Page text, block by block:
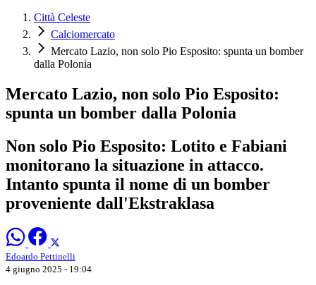
Città Celeste
Calciomercato
Mercato Lazio, non solo Pio Esposito: spunta un bomber
dalla Polonia
Mercato Lazio, non solo Pio Esposito:
spunta un bomber dalla Polonia
Non solo Pio Esposito: Lotito e Fabiani
monitorano la situazione in attacco.
Intanto spunta il nome di un bomber
proveniente dall'Ekstraklasa
Edoardo Pettinelli
4 giugno 2025 - 19:04